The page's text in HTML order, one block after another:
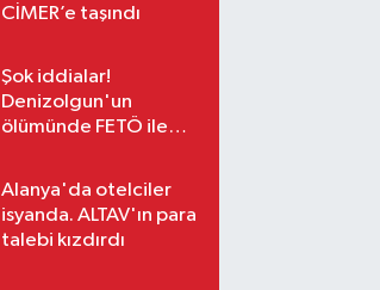
CİMER’e taşındı
Şok iddialar!
Denizolgun'un
ölümünde FETÖ ile
Alanya'da otelciler
isyanda. ALTAV'ın para
talebi kızdırdı